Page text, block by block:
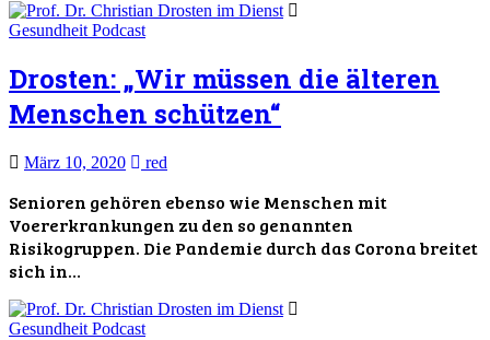
Gesundheit Podcast
Drosten: „Wir müssen die älteren
Menschen schützen“
März 10, 2020 red
Senioren gehören ebenso wie Menschen mit
Voererkrankungen zu den so genannten
Risikogruppen. Die Pandemie durch das Corona breitet
sich in…
Gesundheit Podcast